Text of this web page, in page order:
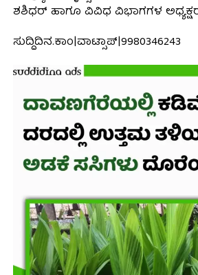
ಶಶಿಧರ್ ಹಾಗೂ ವಿವಿಧ ವಿಭಾಗಗಳ
ಸುದ್ದಿದಿನ.ಕಾಂ|ವಾಟ್ಸಾಪ್|9980346243